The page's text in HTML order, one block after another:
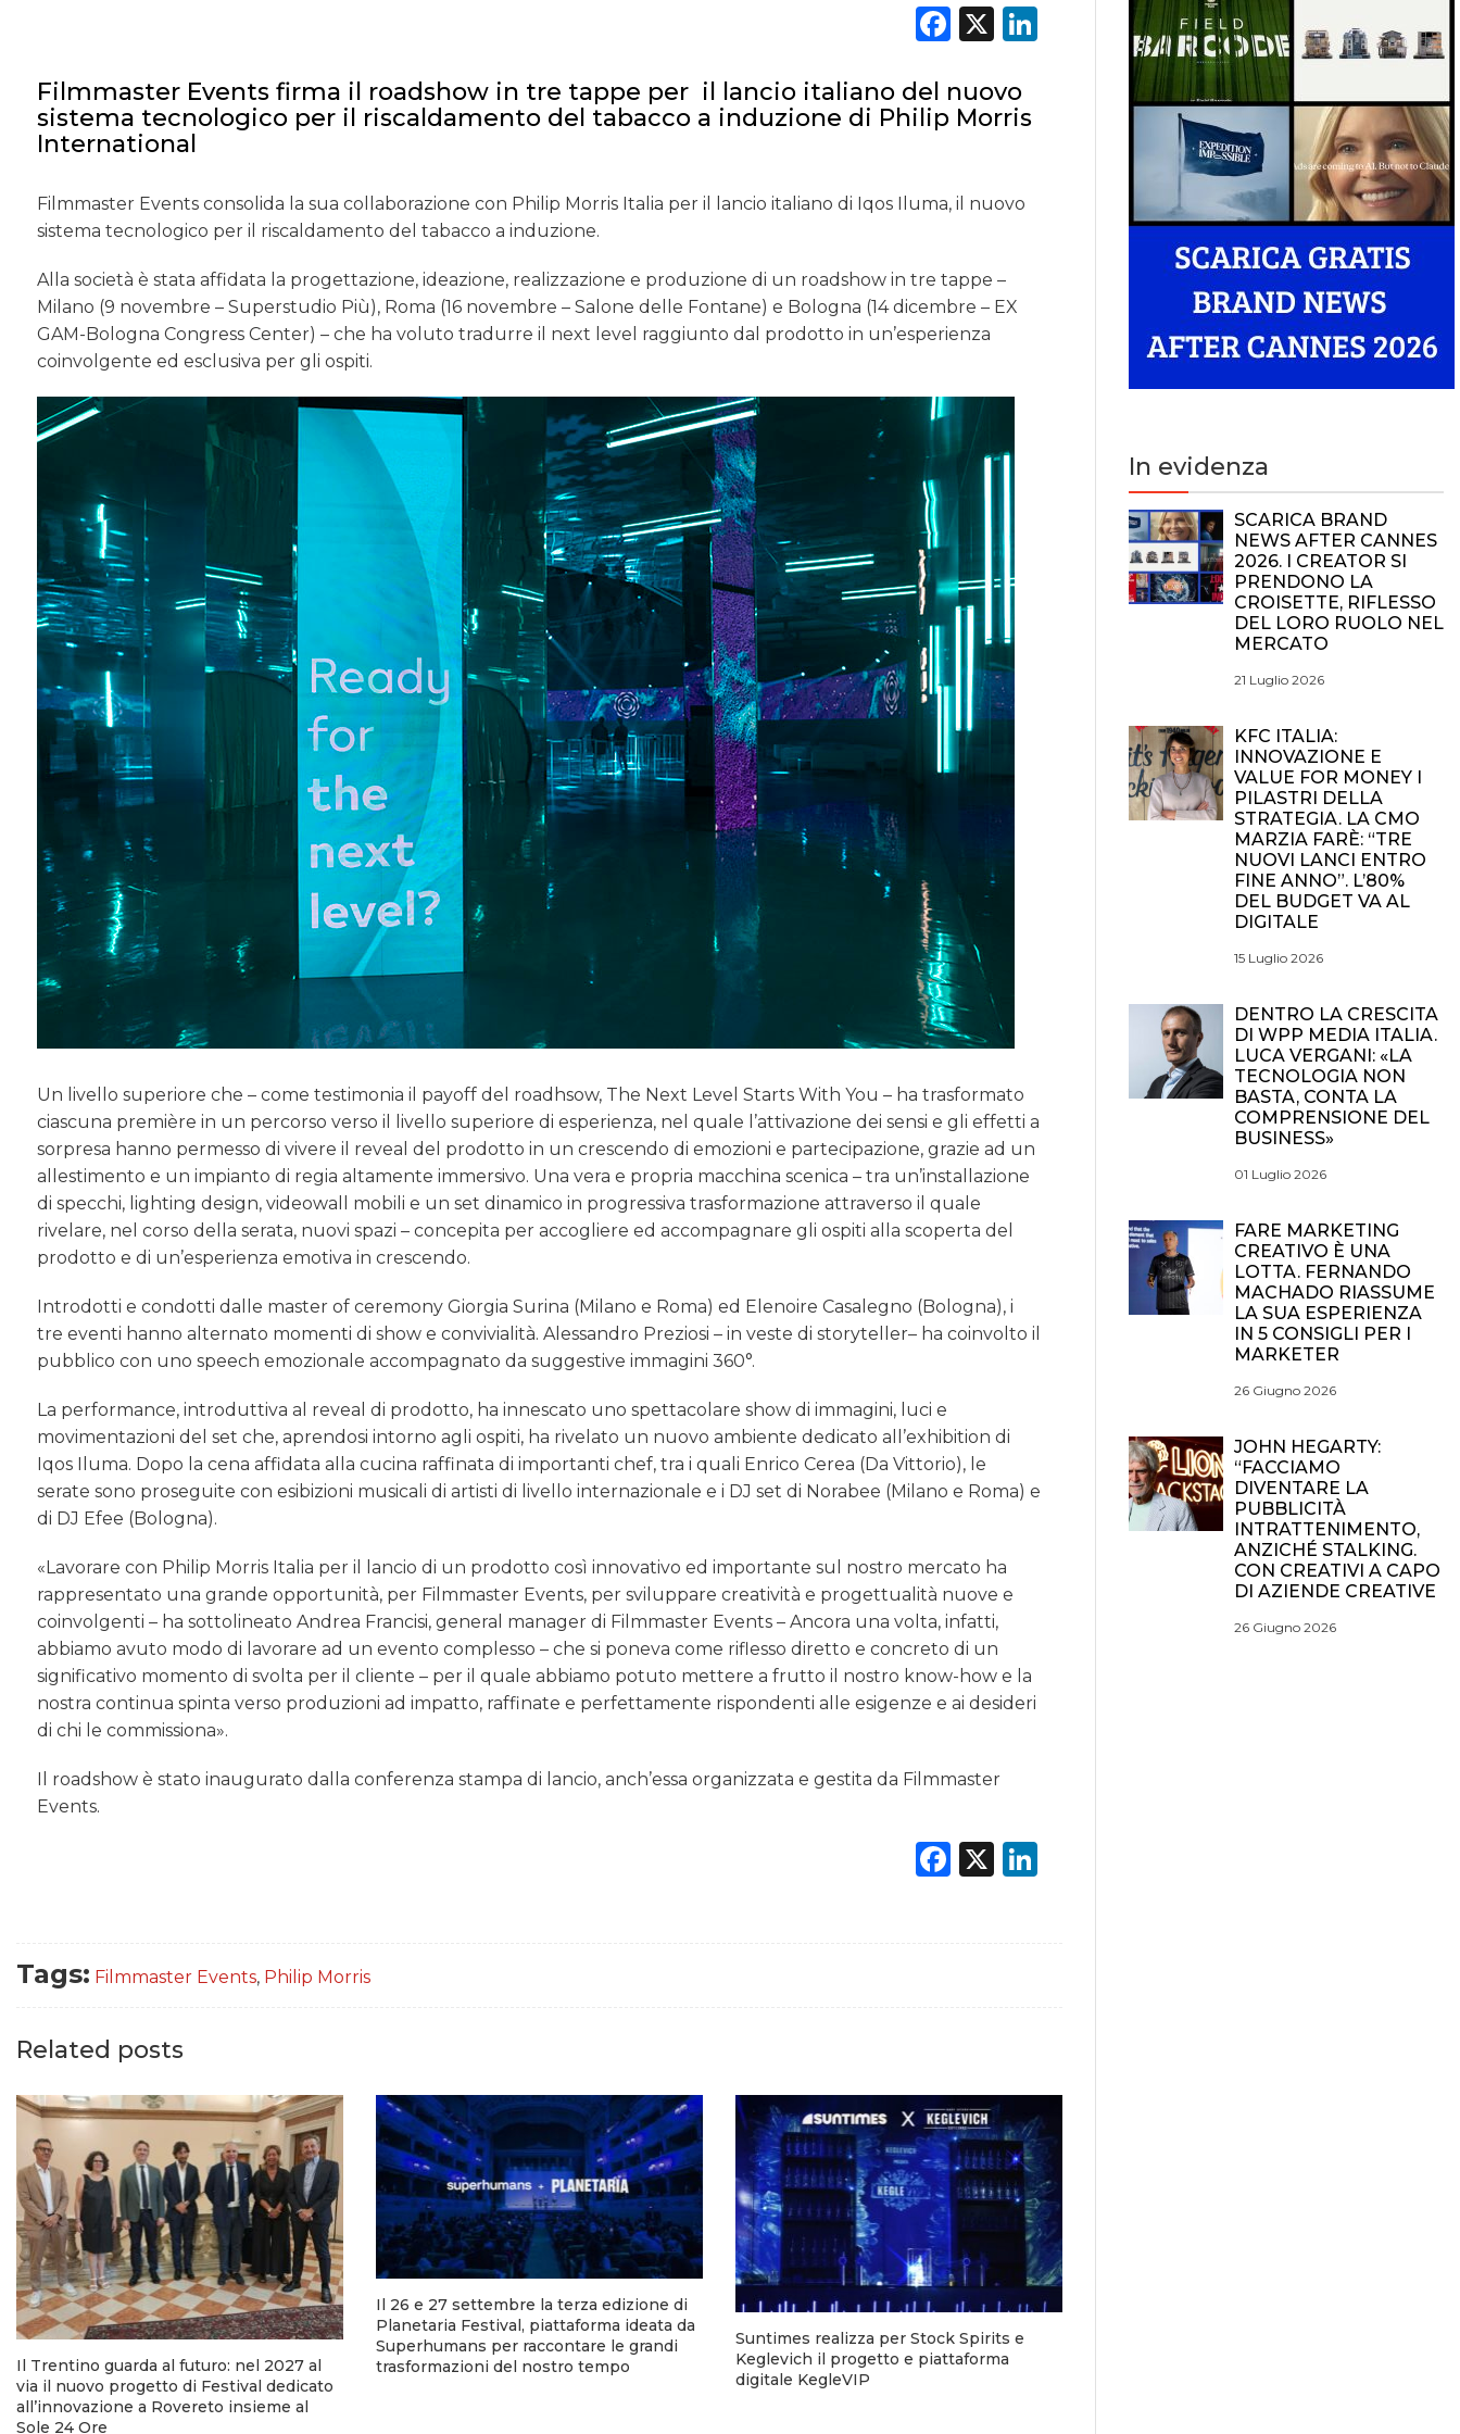
Facebook
X LinkedIn
Filmmaster Events firma il roadshow in tre tappe per il lancio italiano del nuovo
sistema tecnologico per il riscaldamento del tabacco a induzione di Philip Morris
International
Filmmaster Events consolida la sua collaborazione con Philip Morris Italia per il lancio italiano di Iqos Iluma, il nuovo
sistema tecnologico per il riscaldamento del tabacco a induzione.
Alla società è stata affidata la progettazione, ideazione, realizzazione e produzione di un roadshow in tre tappe –
Milano (9 novembre – Superstudio Più), Roma (16 novembre – Salone delle Fontane) e Bologna (14 dicembre – EX
GAM-Bologna Congress Center) – che ha voluto tradurre il next level raggiunto dal prodotto in un’esperienza
coinvolgente ed esclusiva per gli ospiti.
Un livello superiore che – come testimonia il payoff del roadhsow, The Next Level Starts With You – ha trasformato
ciascuna première in un percorso verso il livello superiore di esperienza, nel quale l’attivazione dei sensi e gli effetti a
sorpresa hanno permesso di vivere il reveal del prodotto in un crescendo di emozioni e partecipazione, grazie ad un
allestimento e un impianto di regia altamente immersivo. Una vera e propria macchina scenica – tra un’installazione
di specchi, lighting design, videowall mobili e un set dinamico in progressiva trasformazione attraverso il quale
rivelare, nel corso della serata, nuovi spazi – concepita per accogliere ed accompagnare gli ospiti alla scoperta del
prodotto e di un’esperienza emotiva in crescendo.
Introdotti e condotti dalle master of ceremony Giorgia Surina (Milano e Roma) ed Elenoire Casalegno (Bologna), i
tre eventi hanno alternato momenti di show e convivialità. Alessandro Preziosi – in veste di storyteller– ha coinvolto il
pubblico con uno speech emozionale accompagnato da suggestive immagini 360°.
La performance, introduttiva al reveal di prodotto, ha innescato uno spettacolare show di immagini, luci e
movimentazioni del set che, aprendosi intorno agli ospiti, ha rivelato un nuovo ambiente dedicato all’exhibition di
Iqos Iluma. Dopo la cena affidata alla cucina raffinata di importanti chef, tra i quali Enrico Cerea (Da Vittorio), le
serate sono proseguite con esibizioni musicali di artisti di livello internazionale e i DJ set di Norabee (Milano e Roma) e
di DJ Efee (Bologna).
«Lavorare con Philip Morris Italia per il lancio di un prodotto così innovativo ed importante sul nostro mercato ha
rappresentato una grande opportunità, per Filmmaster Events, per sviluppare creatività e progettualità nuove e
coinvolgenti – ha sottolineato Andrea Francisi, general manager di Filmmaster Events – Ancora una volta, infatti,
abbiamo avuto modo di lavorare ad un evento complesso – che si poneva come riflesso diretto e concreto di un
significativo momento di svolta per il cliente – per il quale abbiamo potuto mettere a frutto il nostro know-how e la
nostra continua spinta verso produzioni ad impatto, raffinate e perfettamente rispondenti alle esigenze e ai desideri
di chi le commissiona».
Il roadshow è stato inaugurato dalla conferenza stampa di lancio, anch’essa organizzata e gestita da Filmmaster
Events.
Facebook
X LinkedIn
Tags: Filmmaster Events, Philip Morris
Related posts
Il Trentino guarda al futuro: nel 2027 al
via il nuovo progetto di Festival dedicato
all’innovazione a Rovereto insieme al
Sole 24 Ore
Il 26 e 27 settembre la terza edizione di
Planetaria Festival, piattaforma ideata da
Superhumans per raccontare le grandi
trasformazioni del nostro tempo
Suntimes realizza per Stock Spirits e
Keglevich il progetto e piattaforma
digitale KegleVIP
In evidenza
SCARICA BRAND
NEWS AFTER CANNES
2026. I CREATOR SI
PRENDONO LA
CROISETTE, RIFLESSO
DEL LORO RUOLO NEL
MERCATO
21 Luglio 2026
KFC ITALIA:
INNOVAZIONE E
VALUE FOR MONEY I
PILASTRI DELLA
STRATEGIA. LA CMO
MARZIA FARÈ: “TRE
NUOVI LANCI ENTRO
FINE ANNO”. L’80%
DEL BUDGET VA AL
DIGITALE
15 Luglio 2026
DENTRO LA CRESCITA
DI WPP MEDIA ITALIA.
LUCA VERGANI: «LA
TECNOLOGIA NON
BASTA, CONTA LA
COMPRENSIONE DEL
BUSINESS»
01 Luglio 2026
FARE MARKETING
CREATIVO È UNA
LOTTA. FERNANDO
MACHADO RIASSUME
LA SUA ESPERIENZA
IN 5 CONSIGLI PER I
MARKETER
26 Giugno 2026
JOHN HEGARTY:
“FACCIAMO
DIVENTARE LA
PUBBLICITÀ
INTRATTENIMENTO,
ANZICHÉ STALKING.
CON CREATIVI A CAPO
DI AZIENDE CREATIVE
26 Giugno 2026